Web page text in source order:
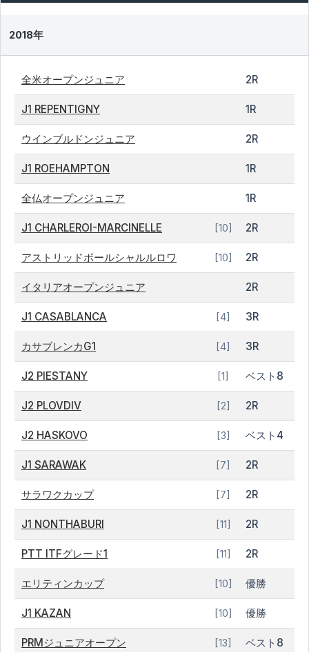
2018年
全米オープンジュニア 2R
J1 REPENTIGNY 1R
ウインブルドンジュニア 2R
J1 ROEHAMPTON 1R
全仏オープンジュニア 1R
J1 CHARLEROI-MARCINELLE [10] 2R
アストリッドボールシャルルロワ [10] 2R
イタリアオープンジュニア 2R
J1 CASABLANCA [4] 3R
カサブレンカG1 [4] 3R
J2 PIESTANY [1] ベスト8
J2 PLOVDIV [2] 2R
J2 HASKOVO [3] ベスト4
J1 SARAWAK [7] 2R
サラワクカップ [7] 2R
J1 NONTHABURI [11] 2R
PTT ITFグレード1 [11] 2R
エリティンカップ [10] 優勝
J1 KAZAN [10] 優勝
PRMジュニアオープン [13] ベスト8